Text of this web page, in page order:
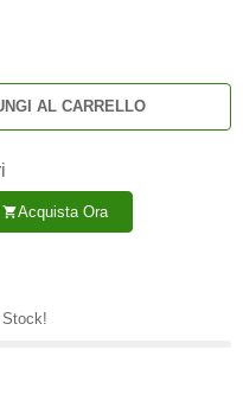
AL CARRELLO
shopping_cartAcquista Ora